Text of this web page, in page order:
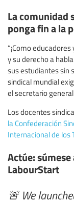
La comunidad
ponga fin a la
“¡Como
y su derecho a
sus estudiantes sin
sindical mundial
el secretario
Los docentes
la Confederación
Internacional de los
Actúe: súmese
LabourStart
🚨 We